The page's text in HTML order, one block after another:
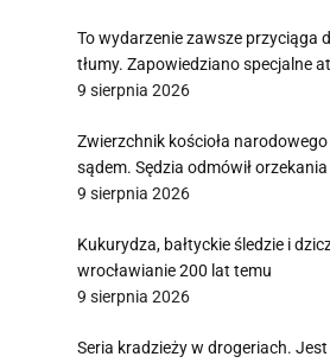
To wydarzenie zawsze przyciąga
tłumy. Zapowiedziano specjalne
9 sierpnia 2026
Zwierzchnik kościoła
sądem. Sędzia odmówił orzekania
9 sierpnia 2026
Kukurydza, bałtyckie śledzie i
wrocławianie 200 lat temu
9 sierpnia 2026
Seria kradzieży w drogeriach.